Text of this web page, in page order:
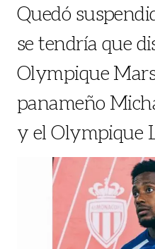
Quedó
se tendría que
Olympique
panameño
y el Olympique